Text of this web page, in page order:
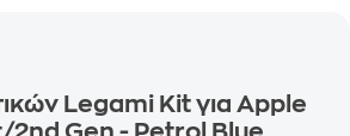
Legami Kit για Apple